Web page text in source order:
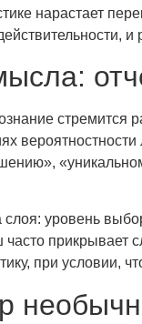
нарастает
стремится
слоя: уровень
прикрывает
при условии,